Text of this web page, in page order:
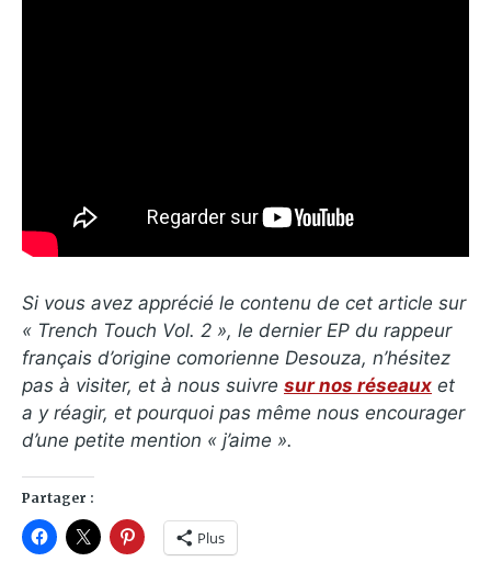
Si vous avez apprécié le contenu de cet article sur
« Trench Touch Vol. 2 », le dernier EP du rappeur
français d’origine comorienne Desouza, n’hésitez
pas à visiter, et à nous suivre sur nos réseaux et
a y réagir, et pourquoi pas même nous encourager
d’une petite mention « j’aime ».
Partager :
Plus